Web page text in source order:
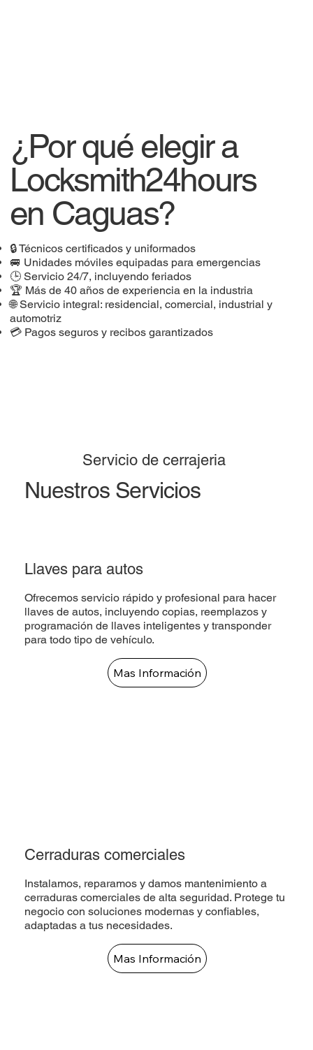
¿Por qué elegir a
Locksmith24hours
en Caguas?
🔒 Técnicos certificados y uniformados
🚐 Unidades móviles equipadas para emergencias
🕒 Servicio 24/7, incluyendo feriados
🏆 Más de 40 años de experiencia en la industria
🌐 Servicio integral: residencial, comercial, industrial y
automotriz
💳 Pagos seguros y recibos garantizados
Nuestros Servicios
Servicio de cerrajeria
Llaves para autos
Ofrecemos servicio rápido y profesional para hacer
llaves de autos, incluyendo copias, reemplazos y
programación de llaves inteligentes y transponder
para todo tipo de vehículo.
Mas Información
Cerraduras comerciales
Instalamos, reparamos y damos mantenimiento a
cerraduras comerciales de alta seguridad. Protege tu
negocio con soluciones modernas y confiables,
adaptadas a tus necesidades.
Mas Información